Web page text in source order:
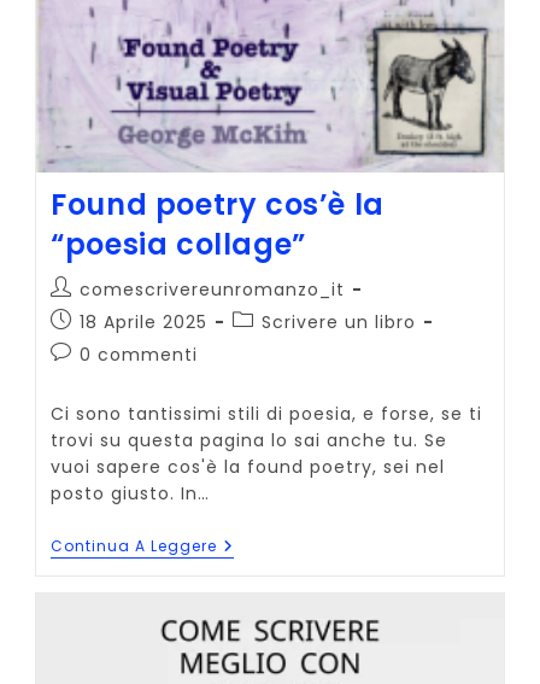
Found poetry cos’è la
“poesia collage”
Autore
dell'articolo:
comescrivereunromanzo_it
Articolo
pubblicato:
18 Aprile 2025
Categoria
Scrivere un libro
Commenti
0 commenti
Ci sono tantissimi stili di poesia, e forse, se ti
trovi su questa pagina lo sai anche tu. Se
vuoi sapere cos'è la found poetry, sei nel
posto giusto. In…
Continua A Leggere Found
Poetry
“poesia
Collage”